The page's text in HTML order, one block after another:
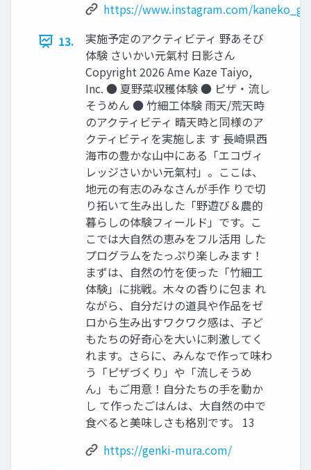
https://www.instagram.com/
13.
実施予定のアクティビティ 野あそび
体験 さいかい元氣村 ⽇影さん
Copyright 2026 Ame Kaze Taiyo,
Inc. ● 夏野菜収穫体験 ● ピザ‧流し
そうめん ● ⽵細⼯体験 ⾬天/荒天時
のアクティビティ 晴天時と同様のア
クティビティを実施しま す ⻑崎県⻄
海市の豊かな⼭中にある「エコヴィ
レッジさいかい元氣村」。ここは、
地元の有志のみなさんが⼿作 りで切
り拓いて⽣み出した「野遊び＆農的
暮らしの体験フィールド」です。こ
こでは⼤⾃然の恵みをフル活⽤ した
プログラムをたっぷり楽しみます！
まずは、⾃然の⽵を使った「⽵細⼯
体験」に挑戦。⽊々の⾹りに包ま れ
ながら、⾃分だけの道具や作品をゼ
ロから⽣み出すワクワク感は、⼦ど
もたちの好奇⼼を⼤いに刺激してく
れます。さらに、みんなで作って味わ
う「ピザづくり」や「流しそうめ
ん」もご⽤意！⾃分たちの⼿を動か
し て作ったごはんは、⼤⾃然の中で
⾷べると美味しさも格別です。 13
https://genki-mura.com/